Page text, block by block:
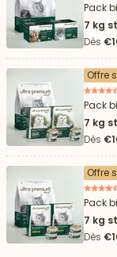
Pack
7 kg
Dès
Offre
Pack
7 kg
Dès
Offre
Pack
7 kg
Dès